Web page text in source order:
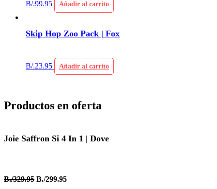
B/.99.95 Añadir al carrito
Skip Hop Zoo Pack | Fox
B/.23.95 Añadir al carrito
Productos en oferta
Joie Saffron Si 4 In 1 | Dove
B./329.95 B./299.95